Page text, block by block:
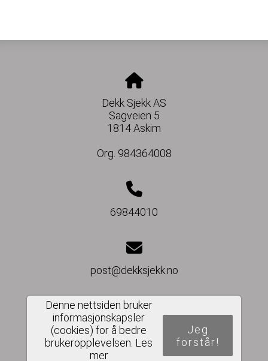
Dekk Sjekk AS
Sagveien 5
1814 Askim
Org. 984364008
69844010
post@dekksjekk.no
Del nettside
Denne nettsiden bruker
informasjonskapsler
(cookies) for å bedre
brukeropplevelsen. Les
mer
Jeg
forstår!